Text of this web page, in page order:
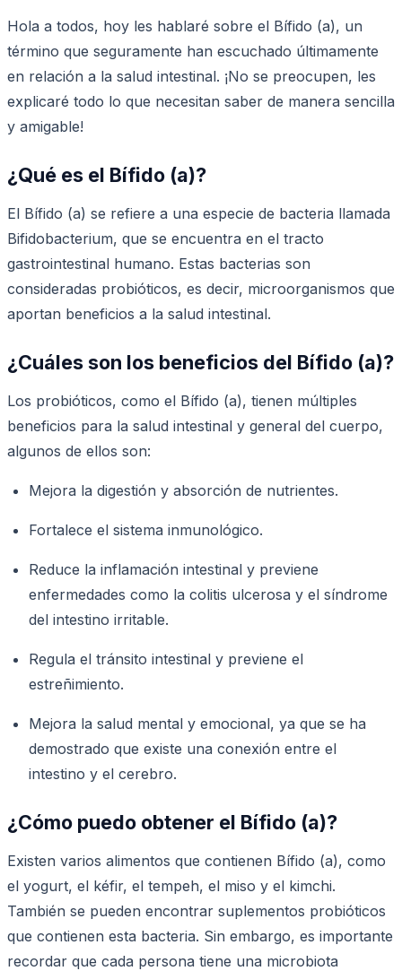
Hola a todos, hoy les hablaré sobre el Bífido (a), un
término que seguramente han escuchado últimamente
en relación a la salud intestinal. ¡No se preocupen, les
explicaré todo lo que necesitan saber de manera sencilla
y amigable!
¿Qué es el Bífido (a)?
El Bífido (a) se refiere a una especie de bacteria llamada
Bifidobacterium, que se encuentra en el tracto
gastrointestinal humano. Estas bacterias son
consideradas probióticos, es decir, microorganismos que
aportan beneficios a la salud intestinal.
¿Cuáles son los beneficios del Bífido (a)?
Los probióticos, como el Bífido (a), tienen múltiples
beneficios para la salud intestinal y general del cuerpo,
algunos de ellos son:
Mejora la digestión y absorción de nutrientes.
Fortalece el sistema inmunológico.
Reduce la inflamación intestinal y previene
enfermedades como la colitis ulcerosa y el síndrome
del intestino irritable.
Regula el tránsito intestinal y previene el
estreñimiento.
Mejora la salud mental y emocional, ya que se ha
demostrado que existe una conexión entre el
intestino y el cerebro.
¿Cómo puedo obtener el Bífido (a)?
Existen varios alimentos que contienen Bífido (a), como
el yogurt, el kéfir, el tempeh, el miso y el kimchi.
También se pueden encontrar suplementos probióticos
que contienen esta bacteria. Sin embargo, es importante
recordar que cada persona tiene una microbiota